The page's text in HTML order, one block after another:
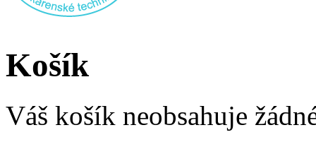
Košík
Váš košík neobsahuje